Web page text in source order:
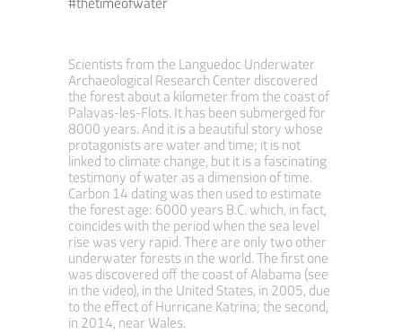
Scientists from the Languedoc Underwater
Archaeological Research Center discovered
the forest about a kilometer from the coast of
Palavas-les-Flots. It has been submerged for
8000 years. And it is a beautiful story whose
protagonists are water and time; it is not
linked to climate change, but it is a fascinating
testimony of water as a dimension of time.
Carbon 14 dating was then used to estimate
the forest age: 6000 years B.C. which, in fact,
coincides with the period when the sea level
rise was very rapid. There are only two other
underwater forests in the world. The first one
was discovered off the coast of Alabama (see
in the video), in the United States, in 2005, due
to the effect of Hurricane Katrina; the second,
in 2014, near Wales.